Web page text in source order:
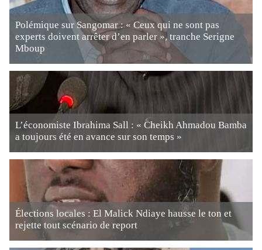
Polémique sur Sangomar : « Ceux qui ne sont pas
experts doivent arrêter d’en parler », tranche Serigne
Mboup
L’économiste Ibrahima Sall : « Cheikh Ahmadou Bamba
a toujours été en avance sur son temps »
Élections locales : El Malick Ndiaye hausse le ton et
rejette tout scénario de report